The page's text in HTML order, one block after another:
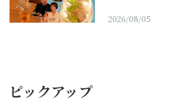
2026/08/05
ピックアップ